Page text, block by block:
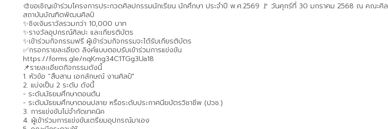
🎨ขอเชิญเข้าร่วมโครงการประกวดศิลปกรรมนักเรียน นักศึกษา ประจำปี พ.ศ.2569 🚩 วันศุกร์ที่ 30 มกราคม 2568 ณ คณะศิ
สถาบันบัณฑิตพัฒนศิลป์
✨️ชิงเงินราวัลรวมกว่า 10,000 บาท
✨️รางวัลอุปกรณ์ศิลปะ และเกียรติบัตร
✨️เข้าร่วมกิจกรรมฟรี ผู้เข้าร่วมกิจกรรมจะได้รับเกียรติบัตร
✅️กรอกรายละเอียด ลิงค์แบบตอบรับเข้าร่วมการแข่งขัน
https://forms.gle/nqKmg34C1TGg3Ua18
📌รายละเอียดกิจกรรมดังนี้
1. หัวข้อ “สืบสาน เอกลักษณ์ งานศิลป์"
2. แบ่งเป็น 2 ระดับ ดังนี้
- ระดับมัธยมศึกษาตอนต้น
- ระดับมัธยมศึกษาตอนปลาย หรือระดับประกาศนียบัตรวิชาชีพ (ปวช.)
3. การแข่งขันไม่จำกัดเทคนิค
4. ผู้เข้าร่วมการแข่งขันเตรียมอุปกรณ์มาเอง